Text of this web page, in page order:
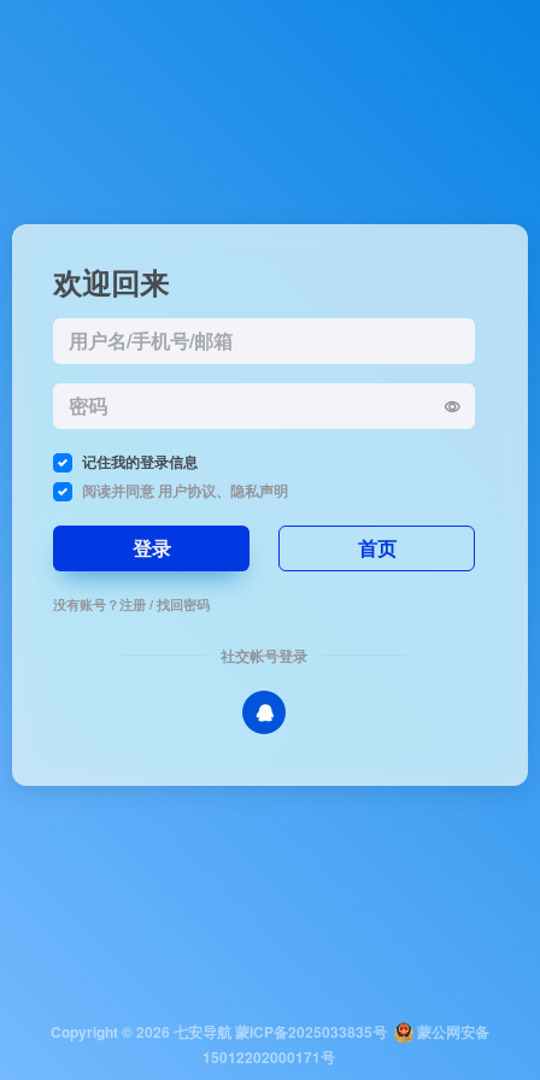
欢迎回来
记住我的登录信息
阅读并同意 用户协议、 隐私声明
登录 首页
没有账号？注册/找回密码
社交帐号登录
Copyright © 2026 七安导航蒙ICP备2025033835号
蒙公网安备
15012202000171号